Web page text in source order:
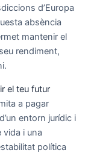
d’Europa
absència
mantenir el
rendiment,
el teu futur
a pagar
entorn jurídic i
vida i una
política